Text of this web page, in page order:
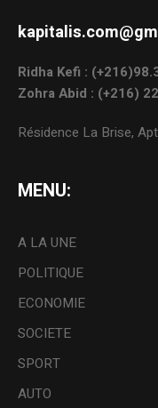
Ridha Kefi :
Zohra Abid : (+216)
Résidence La Brise,
MENU:
A LA UNE
POLITIQUE
ECONOMIE
SOCIETE
SPORT
AUTO